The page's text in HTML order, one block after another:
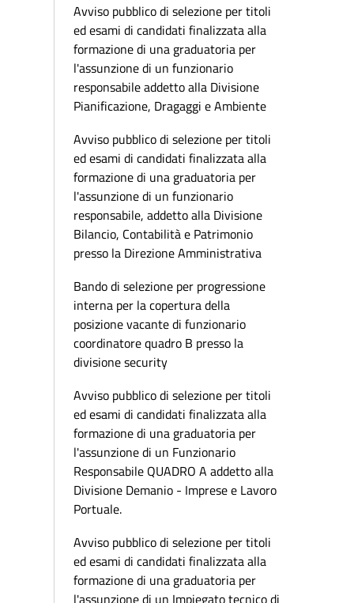
Avviso pubblico di selezione per titoli
ed esami di candidati finalizzata alla
formazione di una graduatoria per
l'assunzione di un funzionario
responsabile addetto alla Divisione
Pianificazione, Dragaggi e Ambiente
Avviso pubblico di selezione per titoli
ed esami di candidati finalizzata alla
formazione di una graduatoria per
l'assunzione di un funzionario
responsabile, addetto alla Divisione
Bilancio, Contabilità e Patrimonio
presso la Direzione Amministrativa
Bando di selezione per progressione
interna per la copertura della
posizione vacante di funzionario
coordinatore quadro B presso la
divisione security
Avviso pubblico di selezione per titoli
ed esami di candidati finalizzata alla
formazione di una graduatoria per
l'assunzione di un Funzionario
Responsabile QUADRO A addetto alla
Divisione Demanio - Imprese e Lavoro
Portuale.
Avviso pubblico di selezione per titoli
ed esami di candidati finalizzata alla
formazione di una graduatoria per
l'assunzione di un Impiegato tecnico di